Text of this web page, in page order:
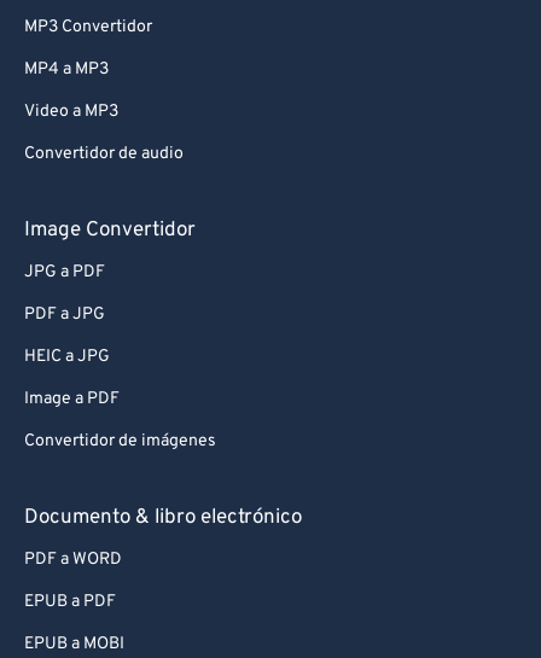
MP3 Convertidor
MP4 a MP3
Video a MP3
Convertidor de audio
Image Convertidor
JPG a PDF
PDF a JPG
HEIC a JPG
Image a PDF
Convertidor de imágenes
Documento & libro electrónico
PDF a WORD
EPUB a PDF
EPUB a MOBI